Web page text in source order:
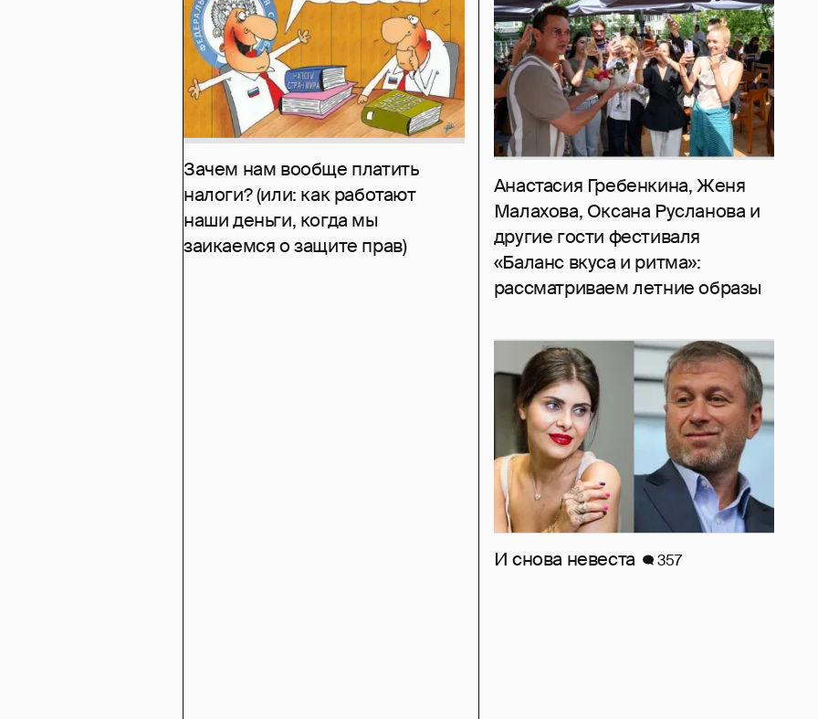
Анастасия Гребенкина, Женя
Малахова, Оксана Русланова и
другие гости фестиваля
«Баланс вкуса и ритма»:
рассматриваем летние образы
Зачем нам вообще платить
налоги? (или: как работают
наши деньги, когда мы
заикаемся о защите прав)
И снова невеста 357